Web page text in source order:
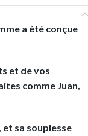
a été conçue
et de vos
comme Juan,
sa souplesse